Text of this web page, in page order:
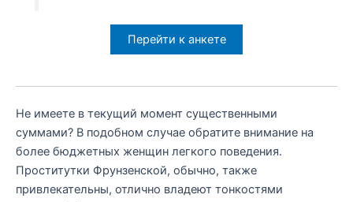
Перейти к анкете
Не имеете в текущий момент существенными
суммами? В подобном случае обратите внимание на
более бюджетных женщин легкого поведения.
Проститутки Фрунзенской, обычно, также
привлекательны, отлично владеют тонкостями